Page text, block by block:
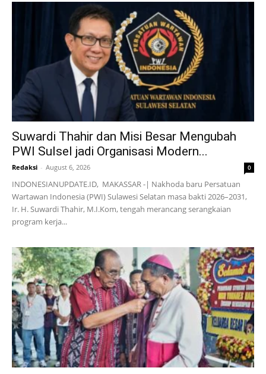
Suwardi Thahir dan Misi Besar Mengubah
PWI Sulsel jadi Organisasi Modern...
Redaksi - August 6, 2026 0
INDONESIANUPDATE.ID, MAKASSAR -| Nakhoda baru Persatuan
Wartawan Indonesia (PWI) Sulawesi Selatan masa bakti 2026–2031,
Ir. H. Suwardi Thahir, M.I.Kom, tengah merancang serangkaian
program kerja...